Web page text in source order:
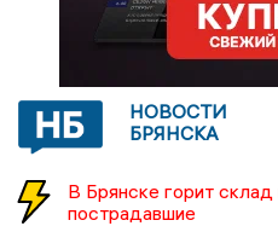
НОВОСТИ
БРЯНСКА
В Брянске горит
пострадавшие